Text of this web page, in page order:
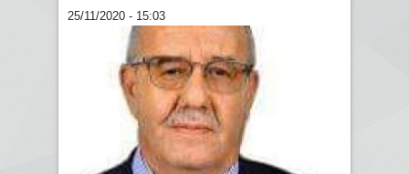
25/11/2020 - 15:03